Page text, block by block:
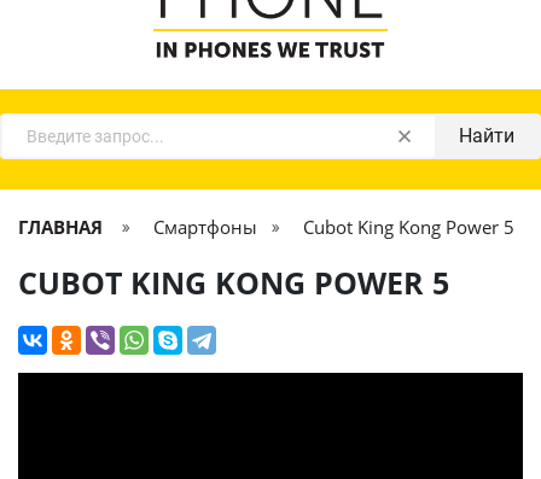
Найти
ГЛАВНАЯ Смартфоны Cubot King Kong Power 5
CUBOT KING KONG POWER 5